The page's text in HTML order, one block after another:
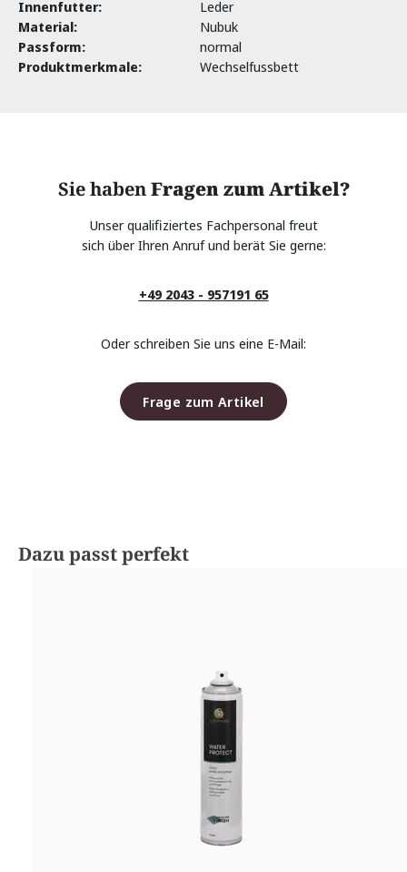
Innenfutter:
Leder
Material:
Nubuk
Passform:
normal
Produktmerkmale:
Wechselfussbett
Sie habenFragen zum Artikel?
Unser qualifiziertes Fachpersonal freut
sich über Ihren Anruf und berät Sie gerne:
+49 2043 - 957191 65
Oder schreiben Sie uns eine E-Mail:
Frage zum Artikel
Produktgalerie überspringen
Dazu passt perfekt